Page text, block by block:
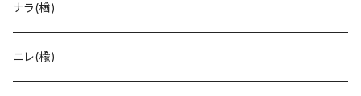
ナラ(楢)
ニレ(楡)